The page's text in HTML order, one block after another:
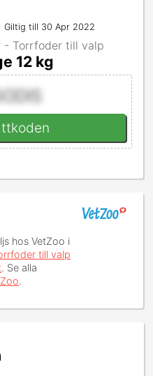
Giltig till 30 Apr 2022
- Torrfoder till valp
12 kg
hos VetZoo i
till valp
. Se alla
.